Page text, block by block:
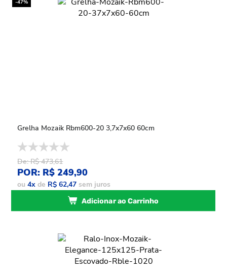
-47%
Grelha Mozaik Rbm600-20 3,7x7x60 60cm
De: R$ 473,61
POR: R$ 249,90
ou4x de R$ 62,47 sem juros
Adicionar ao Carrinho